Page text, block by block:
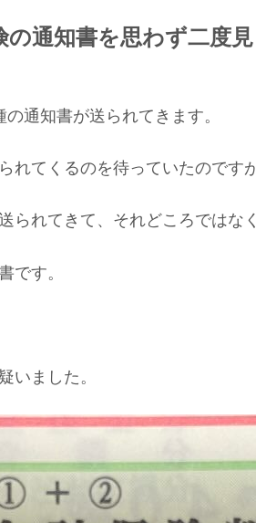
の通知書を思わず二度見
通知書が送られてきます。
れてくるのを待っていたのです
られてきて、それどころではな
です。
いました。